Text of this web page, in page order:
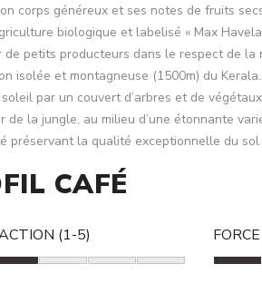
corps généreux et ses notes de fruits
biologique et labelisé « Max
de petits producteurs dans le respect de la
isolée et montagneuse (1500m) du
par un couvert d’arbres et de
de la jungle, au milieu d’une étonnante
préservant la qualité exceptionnelle du
CAFÉ
(1-5)